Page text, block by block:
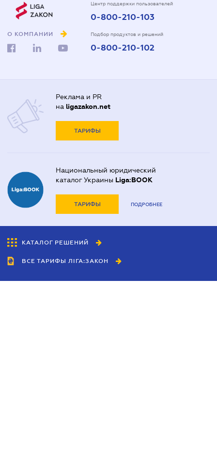
О КОМПАНИИ
Центр поддержки пользователей
0-800-210-103
Подбор продуктов и решений
0-800-210-102
Реклама и PR
на ligazakon.net
ТАРИФЫ
Национальный юридический
каталог Украины Liga:BOOK
ТАРИФЫ ПОДРОБНЕЕ
КАТАЛОГ РЕШЕНИЙ
ВСЕ ТАРИФЫ ЛІГА:ЗАКОН